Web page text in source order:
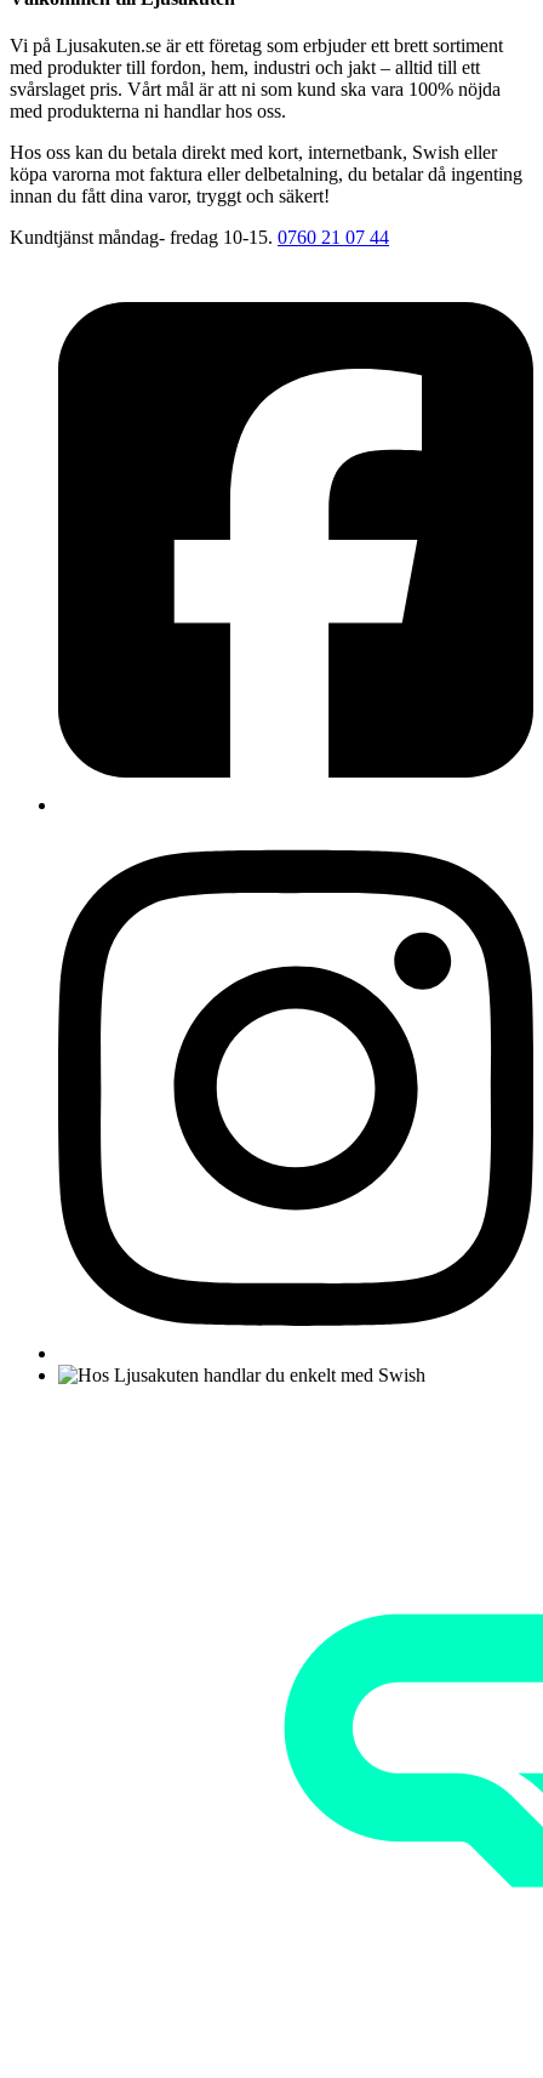
Vi på Ljusakuten.se är ett företag som erbjuder ett brett sortiment
med produkter till fordon, hem, industri och jakt – alltid till ett
svårslaget pris. Vårt mål är att ni som kund ska vara 100% nöjda
med produkterna ni handlar hos oss.
Hos oss kan du betala direkt med kort, internetbank, Swish eller
köpa varorna mot faktura eller delbetalning, du betalar då ingenting
innan du fått dina varor, tryggt och säkert!
Kundtjänst måndag- fredag 10-15. 0760 21 07 44